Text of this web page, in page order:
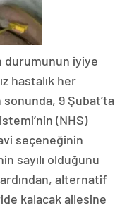
durumunun iyiye
hastalık her
9 Şubat’ta
(NHS)
seçeneğinin
sayılı olduğunu
alternatif
kalacak ailesine